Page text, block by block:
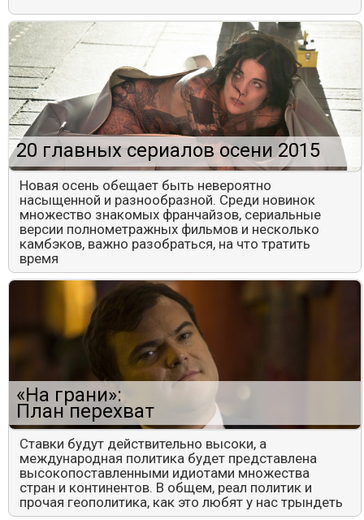
20 главных сериалов осени 2015
Новая осень обещает быть невероятно
насыщенной и разнообразной. Среди новинок
множество знакомых франчайзов, сериальные
версии полнометражных фильмов и несколько
камбэков, важно разобраться, на что тратить
время
«На грани»:
План перехват
Ставки будут действительно высоки, а
международная политика будет представлена
высокопоставленными идиотами множества
стран и континентов. В общем, реал политик и
прочая геополитика, как это любят у нас трындеть